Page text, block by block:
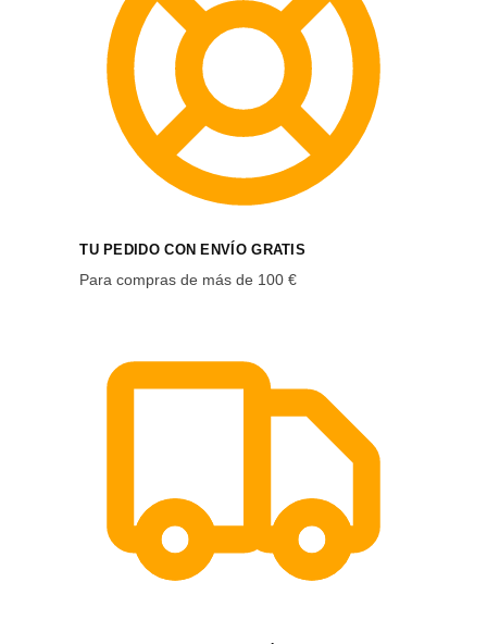
TU PEDIDO CON ENVÍO GRATIS
Para compras de más de 100 €